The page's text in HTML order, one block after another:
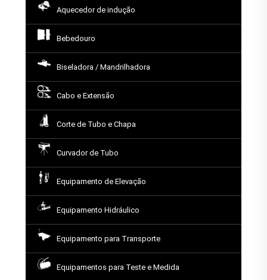
Aquecedor de indução
Bebedouro
Biseladora / Mandrilhadora
Cabo e Extensão
Corte de Tubo e Chapa
Curvador de Tubo
Equipamento de Elevação
Equipamento Hidráulico
Equipamento para Transporte
Equipamentos para Teste e Medida